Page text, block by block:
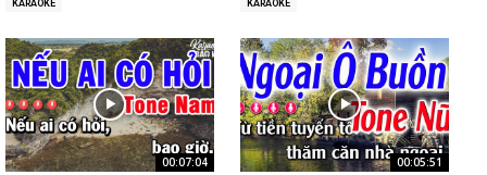
KARAOKE KARAOKE
00:07:04 00:05:51